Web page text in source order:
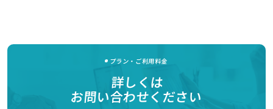
プラン・ご利用料金
詳しくは
お問い合わせください